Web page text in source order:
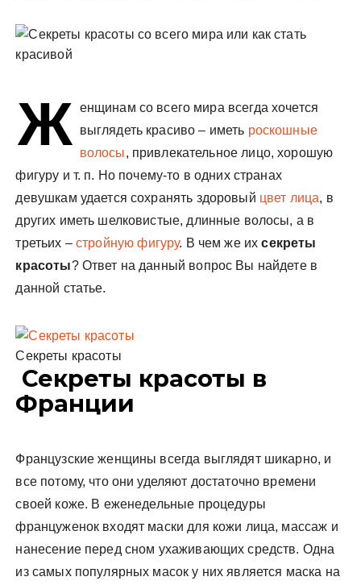
Ж енщинам со всего мира всегда хочется
выглядеть красиво – иметь роскошные
волосы, привлекательное лицо, хорошую
фигуру и т. п. Но почему-то в одних странах
девушкам удается сохранять здоровый цвет лица, в
других иметь шелковистые, длинные волосы, а в
третьих – стройную фигуру. В чем же ихсекреты
красоты? Ответ на данный вопрос Вы найдете в
данной статье.
Секреты красоты
Секреты красоты в
Франции
Французские женщины всегда выглядят шикарно, и
все потому, что они уделяют достаточно времени
своей коже. В еженедельные процедуры
француженок входят маски для кожи лица, массаж и
нанесение перед сном ухаживающих средств. Одна
из самых популярных масок у них является маска на